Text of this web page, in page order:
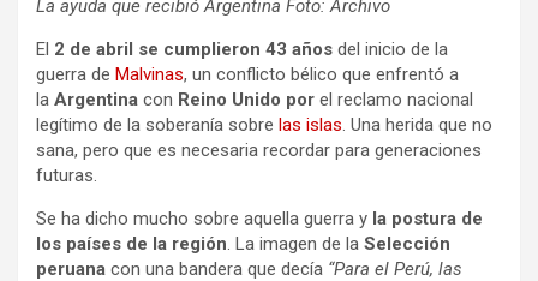
La ayuda que recibió Argentina Foto: Archivo
El 2 de abril se cumplieron 43 años del inicio de la
guerra de Malvinas, un conflicto bélico que enfrentó a
la Argentina con Reino Unido por el reclamo nacional
legítimo de la soberanía sobre las islas. Una herida que no
sana, pero que es necesaria recordar para generaciones
futuras.
Se ha dicho mucho sobre aquella guerra y la postura de
los países de la región. La imagen de la Selección
peruana con una bandera que decía “Para el Perú, las